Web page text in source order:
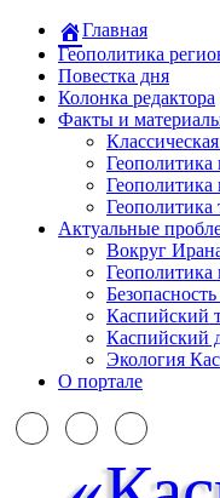
Главная
Геополитика
Повестка дня
Колонка редактора
Факты и
Геополитика
Актуальные
Вокруг
Геополитика
Каспийский
Каспийский
Экология
О портале